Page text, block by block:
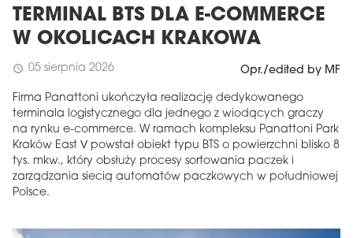
TERMINAL BTS DLA E-COMMERCE
W OKOLICACH KRAKOWA
schedule 05 sierpnia 2026 Opr./edited by MF
Firma Panattoni ukończyła realizację dedykowanego
terminala logistycznego dla jednego z wiodących graczy
na rynku e-commerce. W ramach kompleksu Panattoni Park
Kraków East V powstał obiekt typu BTS o powierzchni blisko 8
tys. mkw., który obsłuży procesy sortowania paczek i
zarządzania siecią automatów paczkowych w południowej
Polsce.